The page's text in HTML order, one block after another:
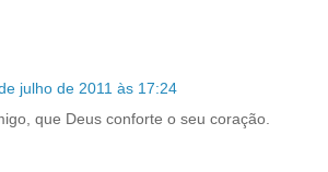
julho de 2011 às 17:24
que Deus conforte o seu coração.